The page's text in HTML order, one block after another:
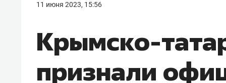
11 июня 2023, 15:56
Крымско-
признали
правил, бизнес может
потерять минимум